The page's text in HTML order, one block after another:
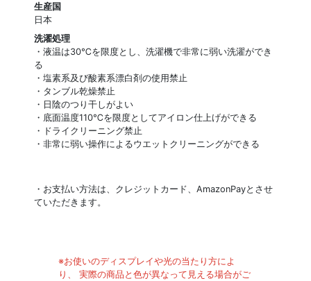
生産国
日本
洗濯処理
・液温は30℃を限度とし、洗濯機で非常に弱い洗濯ができ
る
・塩素系及び酸素系漂白剤の使用禁止
・タンブル乾燥禁止
・日陰のつり干しがよい
・底面温度110℃を限度としてアイロン仕上げができる
・ドライクリーニング禁止
・非常に弱い操作によるウエットクリーニングができる
・お支払い方法は、クレジットカード、AmazonPayとさせ
ていただきます。
※お使いのディスプレイや光の当たり方によ
り、 実際の商品と色が異なって見える場合がご